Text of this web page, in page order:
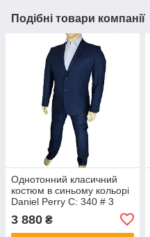
Подібні товари компанії
Однотонний класичний
костюм в синьому кольорі
Daniel Perry C: 340 # 3
3 880 ₴